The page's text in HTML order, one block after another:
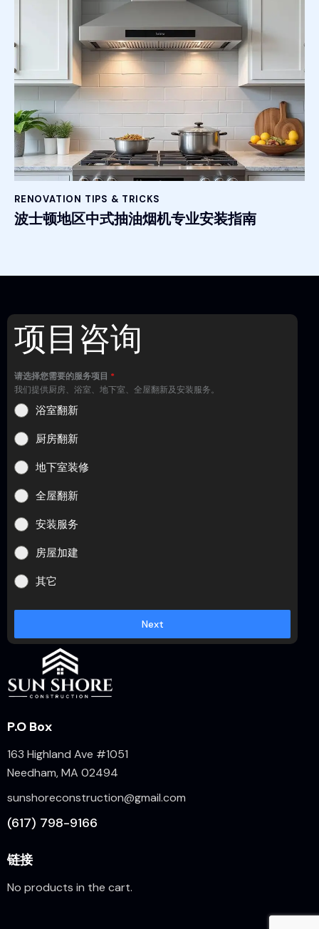
RENOVATION TIPS & TRICKS
波士顿地区中式抽油烟机专业安装指南
项目咨询
请选择您需要的服务项目 *
我们提供厨房、浴室、地下室、全屋翻新及安装服务。
浴室翻新
厨房翻新
地下室装修
全屋翻新
安装服务
房屋加建
其它
Next
P.O Box
163 Highland Ave #1051
Needham, MA 02494
sunshoreconstruction@gmail.com
(617) 798-9166
链接
No products in the cart.